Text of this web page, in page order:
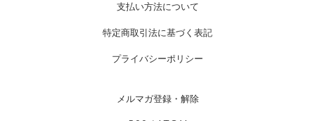
支払い方法について
特定商取引法に基づく表記
プライバシーポリシー
メルマガ登録・解除